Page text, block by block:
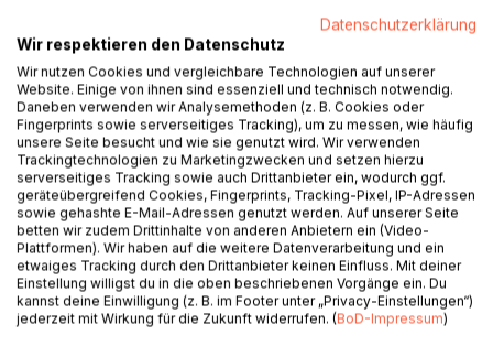
für andere Gedichte könnte man selbst eine Melodie
(er)finden.
Ein Gedicht-Refrain wurde zu einer gesungenen Bitte. Das
Lied wurde in einige Sprachen (zum Teil mit
Googletranslator) übersetzt:
Das Lied "Mir zuliebe, Dir zuliebe" ist ein Ohrwurm, die
Bitte einer Passivraucherin, mit dem Rauchen aufzuhören,
denn auch im Freien quält es Andere.
2018 entstand ein Gedicht im Dialekt, 2022 das Gleiche auf
Hochdeutsch.
2025 illustrierte es Anne Ladgam (pdf in A0 oder A1)
2026 kam die Melodie (nur Refrain) dazu.
Zwischen den Gedichten gibt es eine leicht leserliche
Zigarettenstummel-Story.
Datenschutzerklärung
Wir respektieren den Datenschutz
Wir nutzen Cookies und vergleichbare Technologien auf unserer
Website. Einige von ihnen sind essenziell und technisch notwendig.
Daneben verwenden wir Analysemethoden (z. B. Cookies oder
Fingerprints sowie serverseitiges Tracking), um zu messen, wie häufig
unsere Seite besucht und wie sie genutzt wird. Wir verwenden
Trackingtechnologien zu Marketingzwecken und setzen hierzu
serverseitiges Tracking sowie auch Drittanbieter ein, wodurch ggf.
geräteübergreifend Cookies, Fingerprints, Tracking-Pixel, IP-Adressen
sowie gehashte E-Mail-Adressen genutzt werden. Auf unserer Seite
betten wir zudem Drittinhalte von anderen Anbietern ein (Video-
Plattformen). Wir haben auf die weitere Datenverarbeitung und ein
etwaiges Tracking durch den Drittanbieter keinen Einfluss. Mit deiner
Einstellung willigst du in die oben beschriebenen Vorgänge ein. Du
kannst deine Einwilligung (z. B. im Footer unter „Privacy-Einstellungen“)
jederzeit mit Wirkung für die Zukunft widerrufen. (BoD-Impressum)